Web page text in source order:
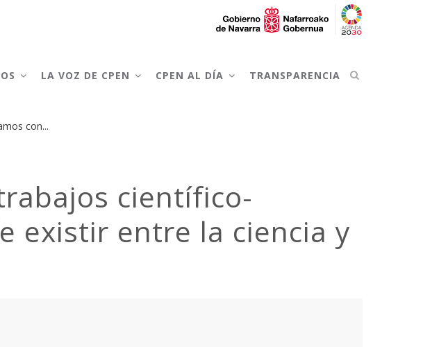
LA VOZ DE CPEN CPEN AL DÍA TRANSPARENCIA
con...
científico-
existir entre la ciencia y